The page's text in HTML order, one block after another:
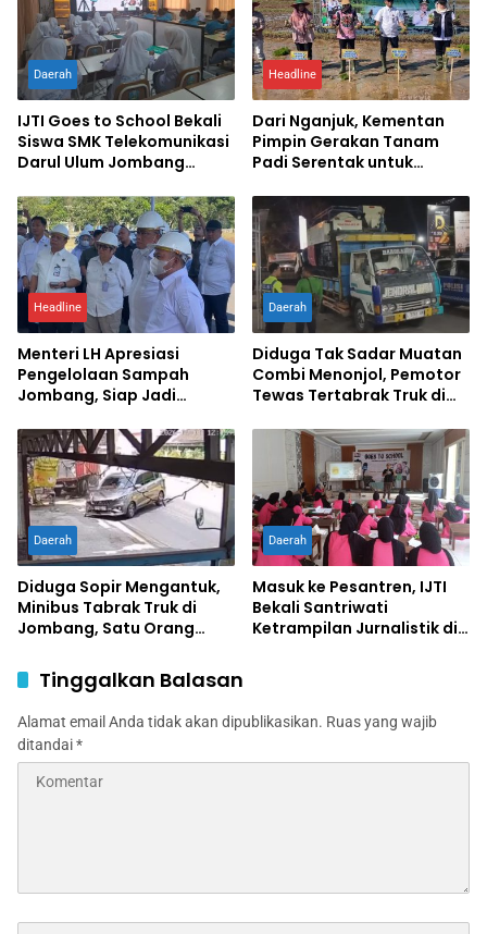
Daerah
IJTI Goes to School Bekali
Siswa SMK Telekomunikasi
Darul Ulum Jombang
Headline
Dari Nganjuk, Kementan
Pimpin Gerakan Tanam
Padi Serentak untuk
Pangan
Headline
Menteri LH Apresiasi
Pengelolaan Sampah
Jombang, Siap Jadi
Daerah
Diduga Tak Sadar Muatan
Combi Menonjol, Pemotor
Tewas Tertabrak Truk di
Daerah
Diduga Sopir Mengantuk,
Minibus Tabrak Truk di
Jombang, Satu Orang
Daerah
Masuk ke Pesantren, IJTI
Bekali Santriwati
Ketrampilan Jurnalistik di
Tinggalkan Balasan
Alamat email Anda tidak akan dipublikasikan. Ruas yang wajib
ditandai*